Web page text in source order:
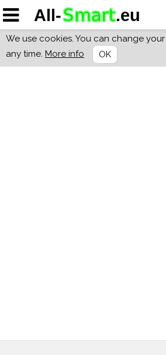
We use cookies. You can change
any time. More info OK